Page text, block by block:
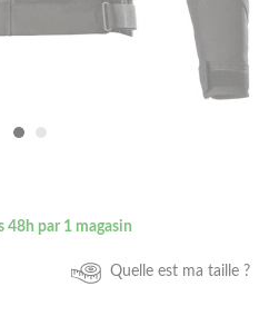
48h par 1 magasin
Quelle est ma taille ?